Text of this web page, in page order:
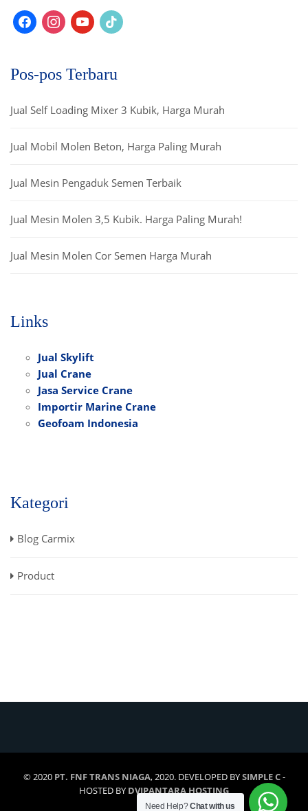
Pos-pos Terbaru
Jual Self Loading Mixer 3 Kubik, Harga Murah
Jual Mobil Molen Beton, Harga Paling Murah
Jual Mesin Pengaduk Semen Terbaik
Jual Mesin Molen 3,5 Kubik. Harga Paling Murah!
Jual Mesin Molen Cor Semen Harga Murah
Links
Jual Skylift
Jual Crane
Jasa Service Crane
Importir Marine Crane
Geofoam Indonesia
Kategori
Blog Carmix
Product
© 2020 PT. FNF TRANS NIAGA, 2020. DEVELOPED BYSIMPLE C-
HOSTED BY DVIPANTARA HOSTING
Need Help?Chat with us